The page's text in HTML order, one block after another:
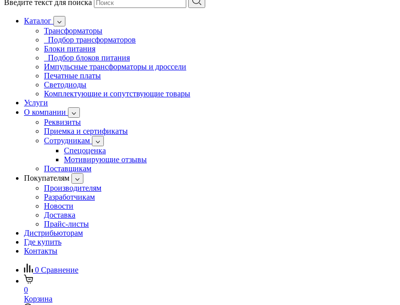
Введите текст для поиска
Каталог
Трансформаторы
Подбор трансформаторов
Блоки питания
Подбор блоков питания
Импульсные трансформаторы и дроссели
Печатные платы
Светодиоды
Комплектующие и сопутствующие товары
Услуги
О компании
Реквизиты
Приемка и сертификаты
Сотрудникам
Спецоценка
Мотивирующие отзывы
Поставщикам
Покупателям
Производителям
Разработчикам
Новости
Доставка
Прайс-листы
Дистрибьюторам
Где купить
Контакты
0 Сравнение
0
Корзина